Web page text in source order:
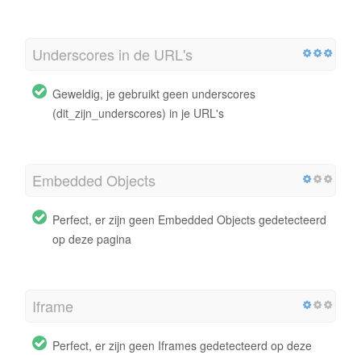
Underscores in de URL's
Geweldig, je gebruikt geen underscores
(dit_zijn_underscores) in je URL's
Embedded Objects
Perfect, er zijn geen Embedded Objects gedetecteerd
op deze pagina
Iframe
Perfect, er zijn geen Iframes gedetecteerd op deze